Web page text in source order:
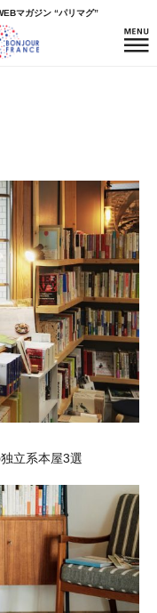
マガジン “パリマグ”
立系本屋3選